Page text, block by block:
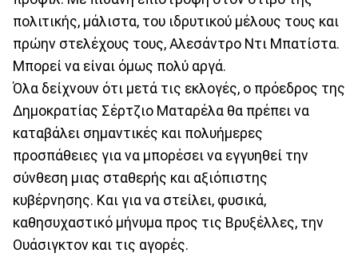
πολιτικής, μάλιστα, του ιδρυτικού μέλους τους και
πρώην στελέχους τους, Αλεσάντρο Ντι Μπατίστα.
Μπορεί να είναι όμως πολύ αργά.
Όλα δείχνουν ότι μετά τις εκλογές, ο πρόεδρος της
Δημοκρατίας Σέρτζιο Ματαρέλα θα πρέπει να
καταβάλει σημαντικές και πολυήμερες
προσπάθειες για να μπορέσει να εγγυηθεί την
σύνθεση μιας σταθερής και αξιόπιστης
κυβέρνησης. Και για να στείλει, φυσικά,
καθησυχαστικό μήνυμα προς τις Βρυξέλλες, την
Ουάσιγκτον και τις αγορές.